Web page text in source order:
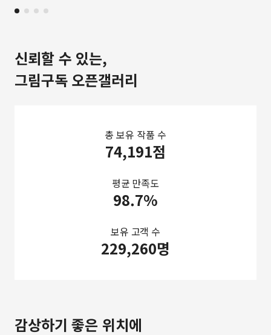
신뢰할 수 있는,
그림구독 오픈갤러리
총 보유 작품 수
74,191점
평균 만족도
98.7%
보유 고객 수
229,260명
감상하기 좋은 위치에